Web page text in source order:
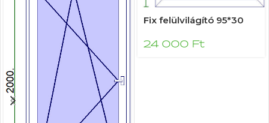
Fix felülvilágító 95*30
24 000 Ft